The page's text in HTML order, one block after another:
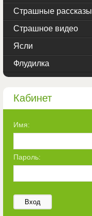
Страшные рассказы
Страшное видео
Ясли
Флудилка
Кабинет
Имя:
Пароль:
Вход